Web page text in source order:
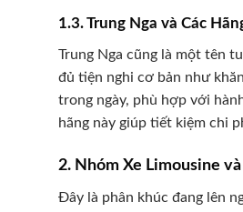
1.3. Trung Nga và Các
Trung Nga cũng là một tên
đủ tiện nghi cơ bản như
trong ngày, phù hợp với
hãng này giúp tiết kiệm chi
2. Nhóm Xe Limousine
Đây là phân khúc đang lên